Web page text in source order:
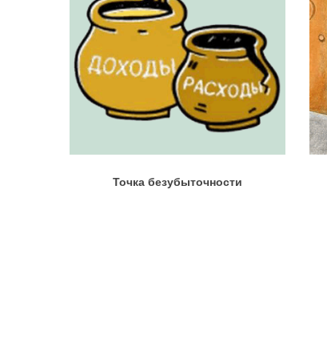
Точка безубыточности